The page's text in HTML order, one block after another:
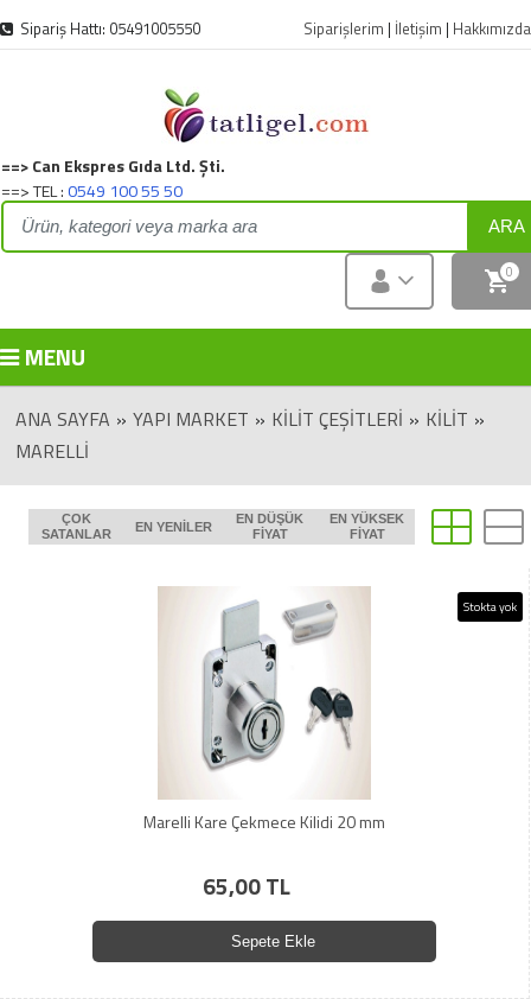
Sipariş Hattı: 05491005550 Siparişlerim | İletişim | Hakkımızda
Can Ekspres Gıda Ltd. Şti.
TEL :0549 100 55 50
ARA
0
MENU
ANA SAYFA » YAPI MARKET » KILIT ÇEŞITLERI » KILIT »
MARELLI
ÇOK
SATANLAR
EN YENILER
EN DÜŞÜK
FIYAT
EN YÜKSEK
FIYAT
Stokta yok
Marelli Kare Çekmece Kilidi 20 mm
65,00 TL
Sepete Ekle